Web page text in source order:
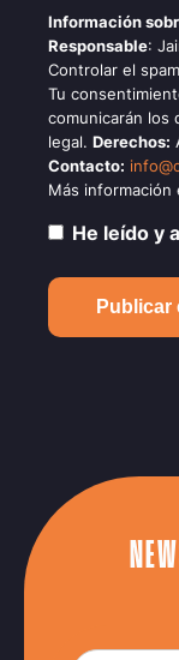
Información
Responsable:
Controlar el
Tu
comunicarán los
legal. Derechos:
Contacto:
Más información
He leído y